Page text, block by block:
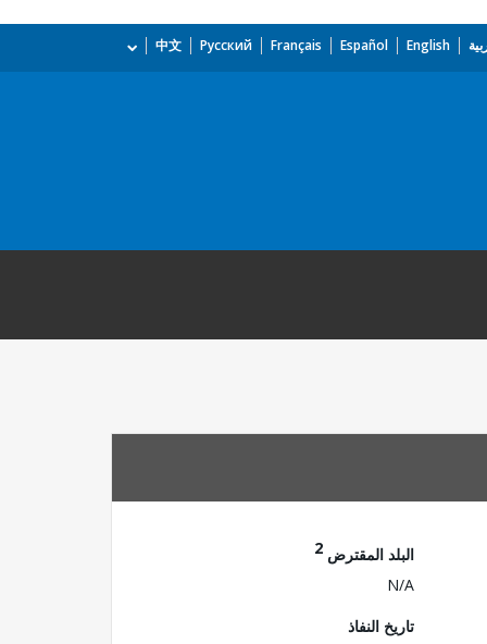
English
Español
Français
Русский
中文
البلد المقترض 2
N/A
تاريخ النفاذ